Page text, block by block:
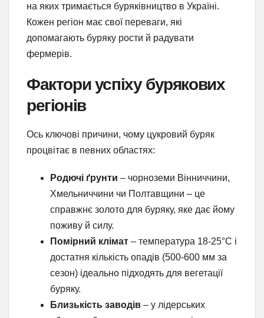
на яких тримається буряківництво в Україні.
Кожен регіон має свої переваги, які
допомагають буряку рости й радувати
фермерів.
Фактори успіху бурякових
регіонів
Ось ключові причини, чому цукровий буряк
процвітає в певних областях:
Родючі ґрунти – чорноземи Вінниччини,
Хмельниччини чи Полтавщини – це
справжнє золото для буряку, яке дає йому
поживу й силу.
Помірний клімат – температура 18-25°C і
достатня кількість опадів (500-600 мм за
сезон) ідеально підходять для вегетації
буряку.
Близькість заводів – у лідерських